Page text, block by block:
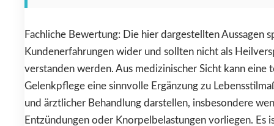
Fachliche Bewertung: Die hier dargestellten Aussagen
Kundenerfahrungen wider und sollten nicht als
verstanden werden. Aus medizinischer Sicht kann eine
Gelenkpflege eine sinnvolle Ergänzung zu
und ärztlicher Behandlung darstellen, insbesondere
Entzündungen oder Knorpelbelastungen vorliegen. Es